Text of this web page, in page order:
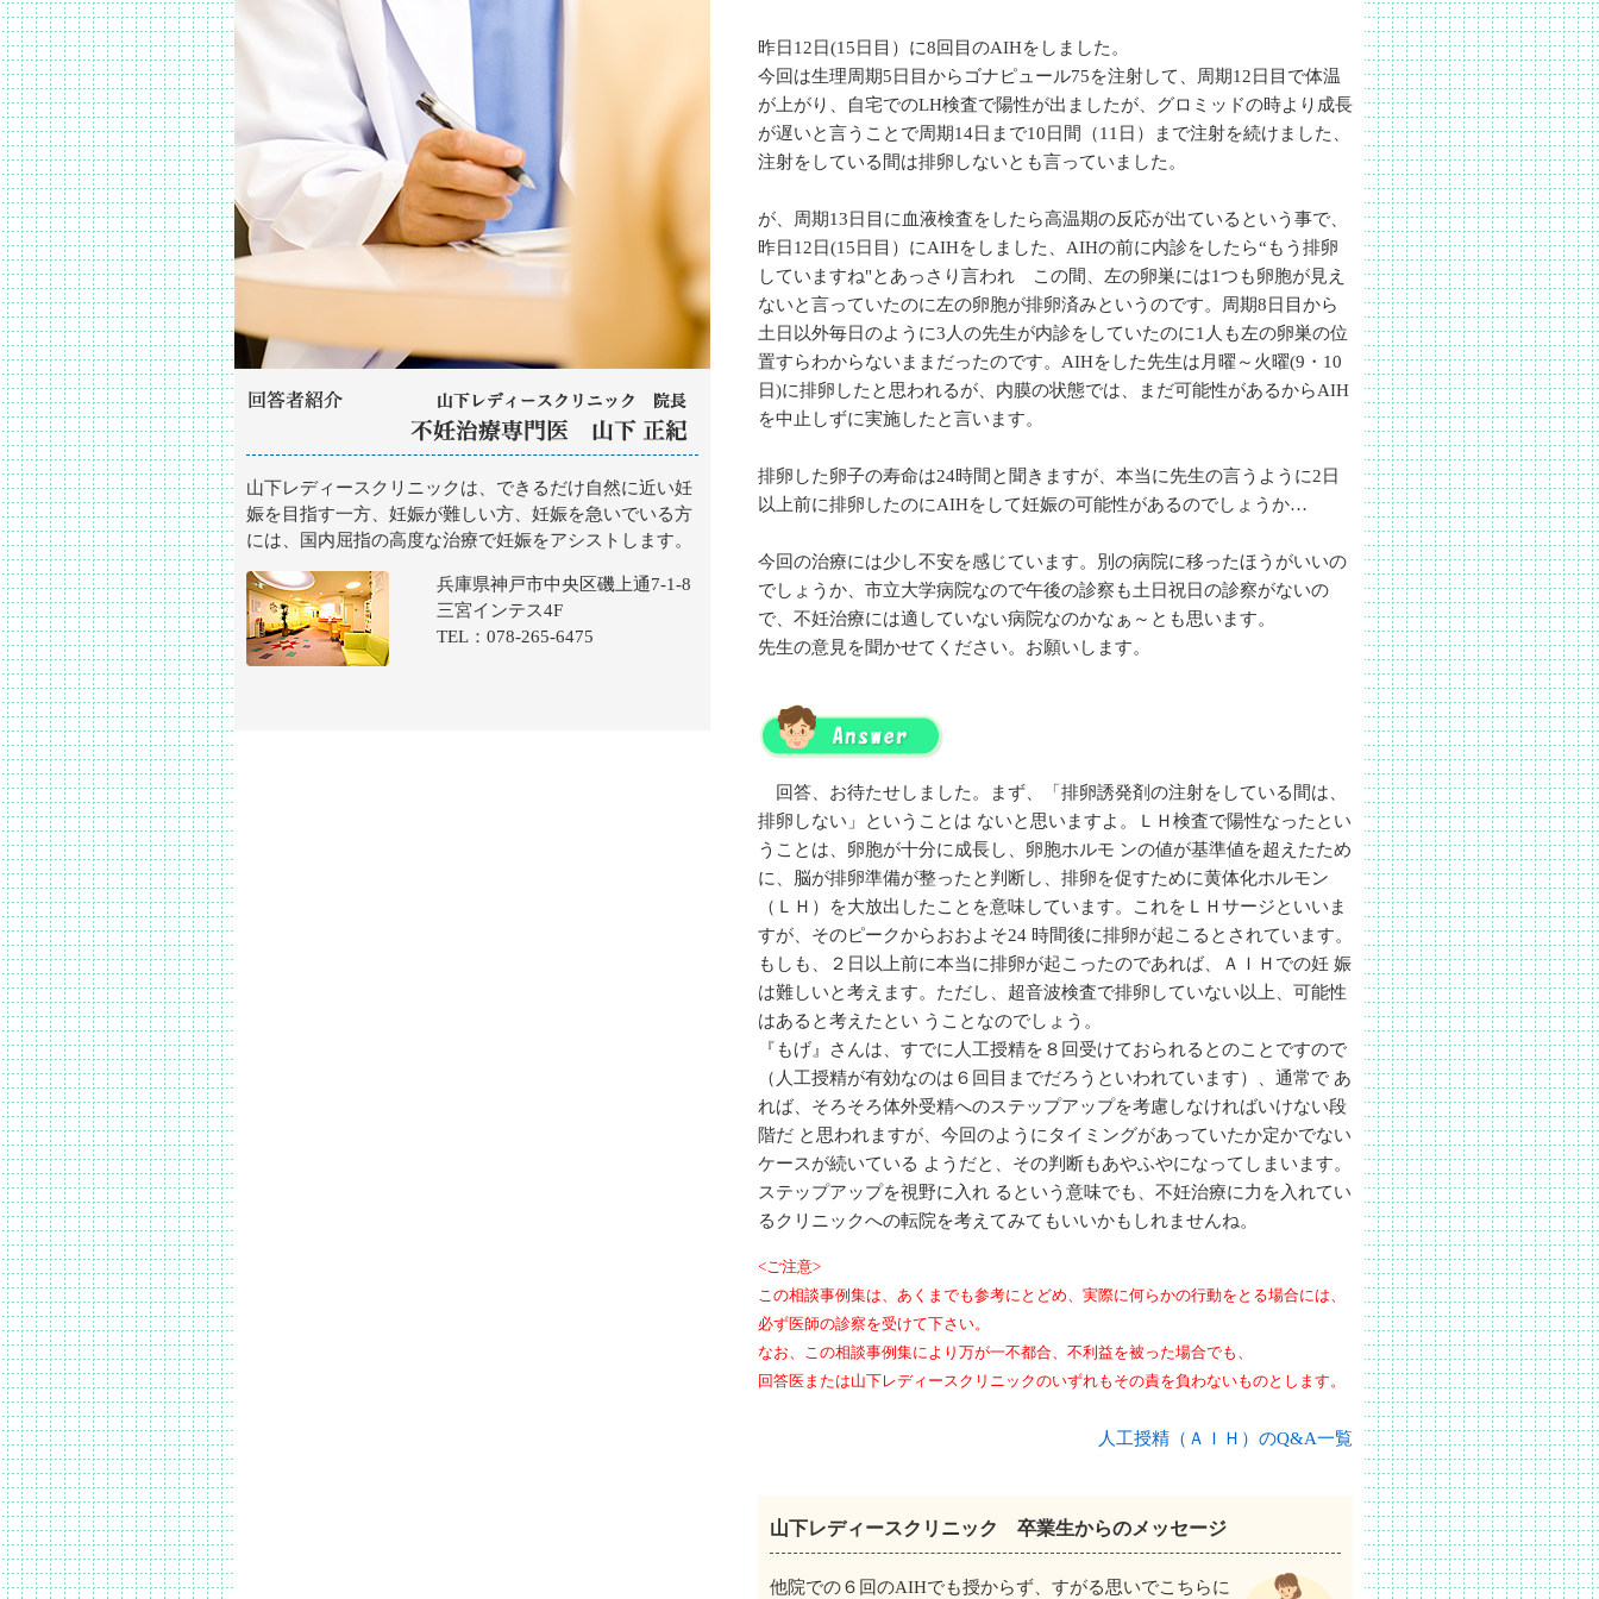
昨日12日(15日目）に8回目のAIHをしました。
今回は生理周期5日目からゴナピュール75を注射して、周期12日目で体温
が上がり、自宅でのLH検査で陽性が出ましたが、グロミッドの時より成長
が遅いと言うことで周期14日まで10日間（11日）まで注射を続けました、
注射をしている間は排卵しないとも言っていました。
が、周期13日目に血液検査をしたら高温期の反応が出ているという事で、
昨日12日(15日目）にAIHをしました、AIHの前に内診をしたら“もう排卵
していますね"とあっさり言われ この間、左の卵巣には1つも卵胞が見え
ないと言っていたのに左の卵胞が排卵済みというのです。周期8日目から
土日以外毎日のように3人の先生が内診をしていたのに1人も左の卵巣の位
置すらわからないままだったのです。AIHをした先生は月曜～火曜(9・10
日)に排卵したと思われるが、内膜の状態では、まだ可能性があるからAIH
を中止しずに実施したと言います。
排卵した卵子の寿命は24時間と聞きますが、本当に先生の言うように2日
以上前に排卵したのにAIHをして妊娠の可能性があるのでしょうか…
今回の治療には少し不安を感じています。別の病院に移ったほうがいいの
でしょうか、市立大学病院なので午後の診察も土日祝日の診察がないの
で、不妊治療には適していない病院なのかなぁ～とも思います。
先生の意見を聞かせてください。お願いします。
回答、お待たせしました。まず、「排卵誘発剤の注射をしている間は、
排卵しない」ということは ないと思いますよ。ＬＨ検査で陽性なったとい
うことは、卵胞が十分に成長し、卵胞ホルモ ンの値が基準値を超えたため
に、脳が排卵準備が整ったと判断し、排卵を促すために黄体化ホルモン
（ＬＨ）を大放出したことを意味しています。これをＬＨサージといいま
すが、そのピークからおおよそ24 時間後に排卵が起こるとされています。
もしも、２日以上前に本当に排卵が起こったのであれば、ＡＩＨでの妊 娠
は難しいと考えます。ただし、超音波検査で排卵していない以上、可能性
はあると考えたとい うことなのでしょう。
『もげ』さんは、すでに人工授精を８回受けておられるとのことですので
（人工授精が有効なのは６回目までだろうといわれています）、通常で あ
れば、そろそろ体外受精へのステップアップを考慮しなければいけない段
階だ と思われますが、今回のようにタイミングがあっていたか定かでない
ケースが続いている ようだと、その判断もあやふやになってしまいます。
ステップアップを視野に入れ るという意味でも、不妊治療に力を入れてい
るクリニックへの転院を考えてみてもいいかもしれませんね。
<ご注意>
この相談事例集は、あくまでも参考にとどめ、実際に何らかの行動をとる場合には、
必ず医師の診察を受けて下さい。
なお、この相談事例集により万が一不都合、不利益を被った場合でも、
回答医または山下レディースクリニックのいずれもその責を負わないものとします。
人工授精（ＡＩＨ）のQ&A一覧
山下レディースクリニック 卒業生からのメッセージ
他院での６回のAIHでも授からず、すがる思いでこちらに